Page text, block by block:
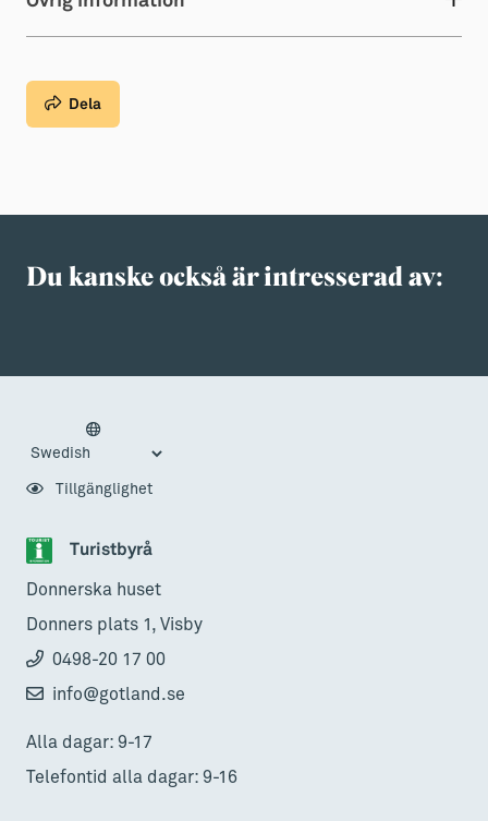
Dela
Du kanske också är intresserad av:
Turistbyrå
Donnerska huset
Donners plats 1, Visby
0498-20 17 00
info@gotland.se
Alla dagar: 9-17
Telefontid alla dagar: 9-16
Tillgänglighet